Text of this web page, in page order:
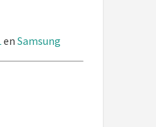
en Samsung